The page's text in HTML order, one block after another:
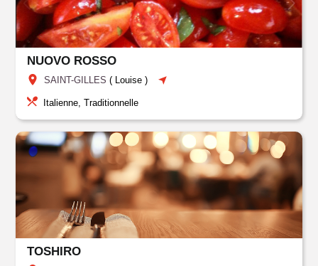
NUOVO ROSSO
SAINT-GILLES ( Louise )
Italienne, Traditionnelle
TOSHIRO